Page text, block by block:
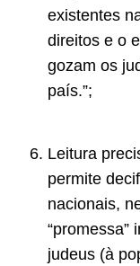
existentes
direitos e o
gozam os
país.”;
Leitura
permite
nacionais,
“promessa”
judeus (à